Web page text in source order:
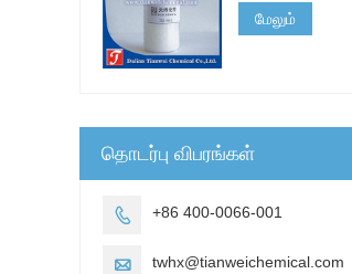
மேலும்
தொடர்பு விபரங்கள்
 +86 400-0066-001
 twhx@tianweichemical.com